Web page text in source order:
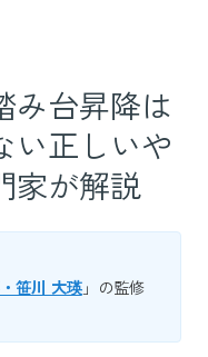
み台昇降は
い正しいや
家が解説
笹川 大瑛」の監修